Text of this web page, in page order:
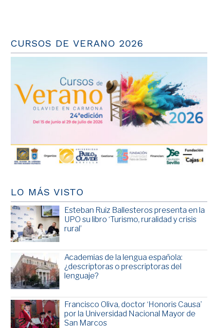
CURSOS DE VERANO 2026
LO MÁS VISTO
Esteban Ruiz Ballesteros presenta en la
UPO su libro ‘Turismo, ruralidad y crisis
rural’
Academias de la lengua española:
¿descriptoras o prescriptoras del
lenguaje?
Francisco Oliva, doctor ‘Honoris Causa’
por la Universidad Nacional Mayor de
San Marcos